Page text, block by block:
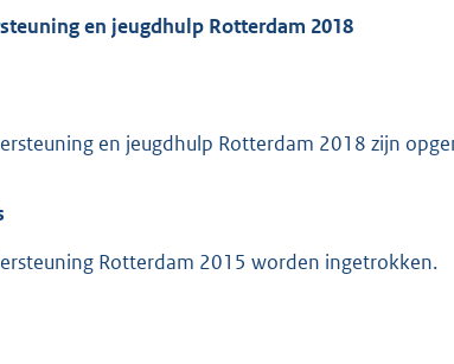
en jeugdhulp Rotterdam 2018
en jeugdhulp Rotterdam 2018 zijn
Rotterdam 2015 worden ingetrokken.